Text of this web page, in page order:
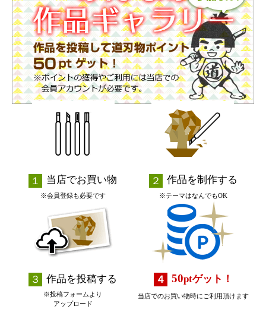
当店でお買い物
※会員登録も必要です
作品を制作する
※テーマはなんでもOK
作品を投稿する
※投稿フォームより
アップロード
50ptゲット！
当店でのお買い物時にご利用頂けます